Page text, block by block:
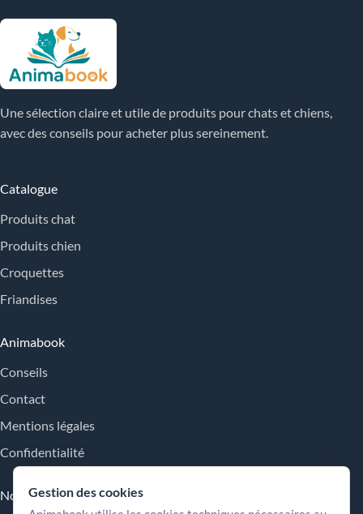
Une sélection claire et utile de produits pour chats et chiens,
avec des conseils pour acheter plus sereinement.
Catalogue
Produits chat
Produits chien
Croquettes
Friandises
Animabook
Conseils
Contact
Mentions légales
Confidentialité
Nos engagements
Gestion des cookies